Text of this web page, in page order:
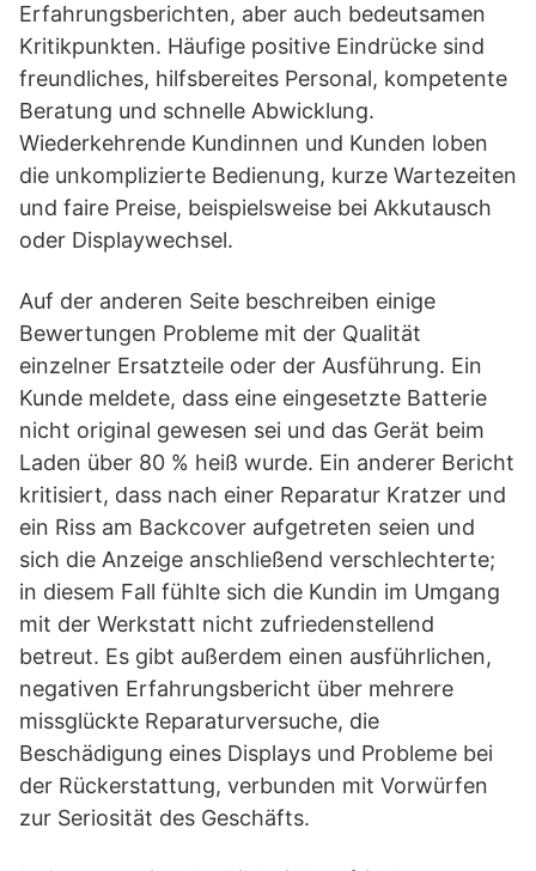
Erfahrungsberichten, aber auch bedeutsamen
Kritikpunkten. Häufige positive Eindrücke sind
freundliches, hilfsbereites Personal, kompetente
Beratung und schnelle Abwicklung.
Wiederkehrende Kundinnen und Kunden loben
die unkomplizierte Bedienung, kurze Wartezeiten
und faire Preise, beispielsweise bei Akkutausch
oder Displaywechsel.
Auf der anderen Seite beschreiben einige
Bewertungen Probleme mit der Qualität
einzelner Ersatzteile oder der Ausführung. Ein
Kunde meldete, dass eine eingesetzte Batterie
nicht original gewesen sei und das Gerät beim
Laden über 80 % heiß wurde. Ein anderer Bericht
kritisiert, dass nach einer Reparatur Kratzer und
ein Riss am Backcover aufgetreten seien und
sich die Anzeige anschließend verschlechterte;
in diesem Fall fühlte sich die Kundin im Umgang
mit der Werkstatt nicht zufriedenstellend
betreut. Es gibt außerdem einen ausführlichen,
negativen Erfahrungsbericht über mehrere
missglückte Reparaturversuche, die
Beschädigung eines Displays und Probleme bei
der Rückerstattung, verbunden mit Vorwürfen
zur Seriosität des Geschäfts.